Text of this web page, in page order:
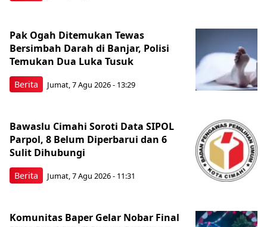
Berita
Pak Ogah Ditemukan Tewas
Bersimbah Darah di Banjar, Polisi
Temukan Dua Luka Tusuk
Jumat, 7 Agu 2026 - 13:29
Berita
Bawaslu Cimahi Soroti Data SIPOL
Parpol, 8 Belum Diperbarui dan 6
Sulit Dihubungi
Jumat, 7 Agu 2026 - 11:31
Komunitas Baper Gelar Nobar Final